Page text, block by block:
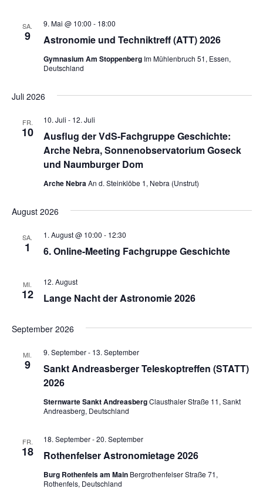
SA.
9 Astronomie und Techniktreff (ATT) 2026
9. Mai @ 10:00 - 18:00
Gymnasium Am Stoppenberg Im Mühlenbruch 51, Essen,
Deutschland
Juli 2026
FR.
10
Ausflug der VdS-Fachgruppe Geschichte:
Arche Nebra, Sonnenobservatorium Goseck
und Naumburger Dom
10. Juli - 12. Juli
Arche NebraAn d. Steinklöbe 1, Nebra (Unstrut)
August 2026
SA.
1 6. Online-Meeting Fachgruppe Geschichte
1. August @ 10:00 - 12:30
MI.
12 Lange Nacht der Astronomie 2026
12. August
September 2026
MI.
9
Sankt Andreasberger Teleskoptreffen (STATT)
2026
9. September- 13. September
Sternwarte Sankt AndreasbergClausthaler Straße 11, Sankt
Andreasberg, Deutschland
FR.
18 Rothenfelser Astronomietage 2026
18. September-20. September
Burg Rothenfels am Main Bergrothenfelser Straße 71,
Rothenfels, Deutschland